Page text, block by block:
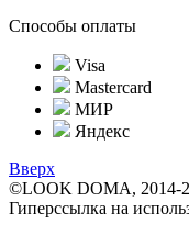
Способы оплаты
Visa
Mastercard
МИР
Яндекс
Вверх
©LOOK DOMA, 2014-
Гиперссылка на